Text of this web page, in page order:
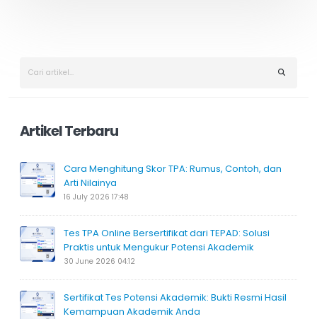
Artikel Terbaru
Cara Menghitung Skor TPA: Rumus, Contoh, dan
Arti Nilainya
16 July 2026 17:48
Tes TPA Online Bersertifikat dari TEPAD: Solusi
Praktis untuk Mengukur Potensi Akademik
30 June 2026 04:12
Sertifikat Tes Potensi Akademik: Bukti Resmi Hasil
Kemampuan Akademik Anda